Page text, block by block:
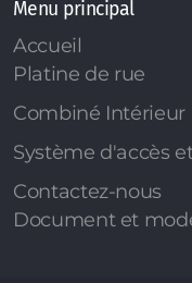
Menu principal
Accueil
Platine de rue
Combiné Intérieur
Système d'accès
Contactez-nous
Document et